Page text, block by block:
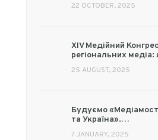
22 OCTOBER, 2025
XIV Медійний
регіональних
25 AUGUST, 2025
Будуємо
та Україна».…
7 JANUARY, 2025